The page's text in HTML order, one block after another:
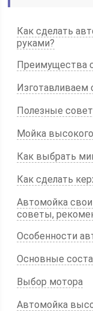
Как сделать
руками?
Преимущества
Изготавливаем
Полезные
Мойка
Как выбрать
Как сделать
Автомойка
советы,
Особенности
Основные
Выбор мотора
Автомойка